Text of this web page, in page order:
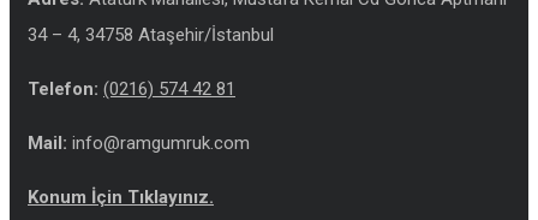
34 – 4, 34758 Ataşehir/İstanbul
Telefon: (0216) 574 42 81
Mail: info@ramgumruk.com
Konum İçin Tıklayınız.